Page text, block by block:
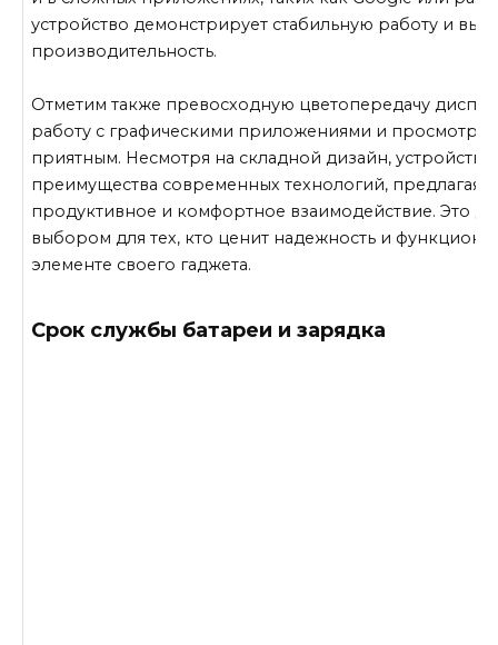
устройство демонстрирует стабильную работу и
производительность.
Отметим также превосходную цветопередачу
работу с графическими приложениями и просмотр
приятным. Несмотря на складной дизайн, устройство
преимущества современных технологий, предлагая
продуктивное и комфортное взаимодействие. Это
выбором для тех, кто ценит надежность и
элементе своего гаджета.
Срок службы батареи и зарядка